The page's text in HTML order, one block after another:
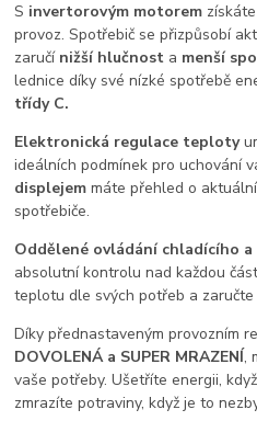
S invertorovým motorem
provoz. Spotřebič se přizpůsobí
zaručí nižší hlučnost a menší
lednice díky své nízké spotřebě
třídy C.
Elektronická regulace teploty
ideálních podmínek pro uchování
displejem máte přehled o
spotřebiče.
Oddělené ovládání chladícího
absolutní kontrolu nad každou
teplotu dle svých potřeb a
Díky přednastaveným provozním
DOVOLENÁ a SUPER MRAZENÍ,
vaše potřeby. Ušetříte energii,
zmrazíte potraviny, když je to